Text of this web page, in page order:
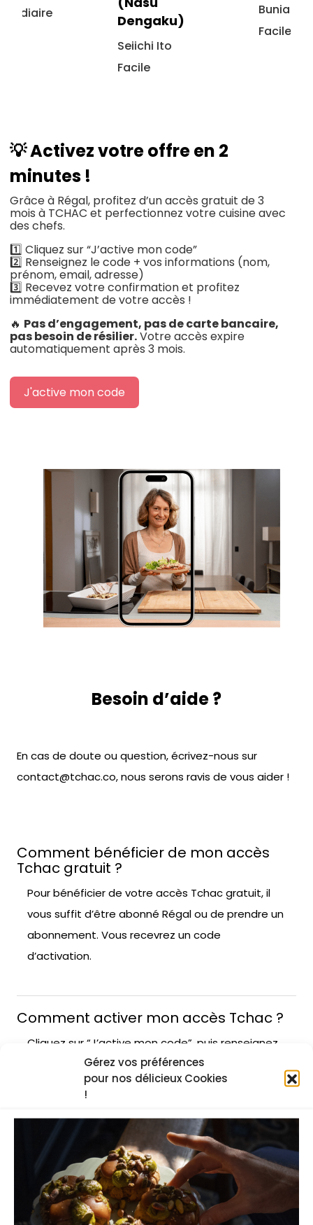
Gérez vos préférences
pour nos délicieux Cookies
!
Dengaku)
Facile
💡 Activez votre offre en 2
minutes !
Grâce à Régal, profitez d’un accès gratuit de 3
mois à TCHAC et perfectionnez votre cuisine avec
des chefs.
1️⃣ Cliquez sur “J’active mon code”
2️⃣ Renseignez le code + vos informations (nom,
prénom, email, adresse)
3️⃣ Recevez votre confirmation et profitez
immédiatement de votre accès !
🔥 Pas d’engagement, pas de carte bancaire,
pas besoin de résilier.Votre accès expire
automatiquement après 3 mois.
J'active mon code
Besoin d’aide ?
En cas de doute ou question, écrivez-nous sur
contact@tchac.co, nous serons ravis de vous aider !
Comment bénéficier de mon accès
Tchac gratuit ?
Pour bénéficier de votre accès Tchac gratuit, il
vous suffit d’être abonné Régal ou de prendre un
abonnement. Vous recevrez un code
d’activation.
Comment activer mon accès Tchac ?
Cliquez sur “J’active mon code”, puis renseignez
le code communiqué par Régal. Complétez les
informations de votre profil. Pas besoin de CB, le
A quoi me donne droit l'abonnement
Régal ?
En activant l’abonnement Régal, vous recevrez 6